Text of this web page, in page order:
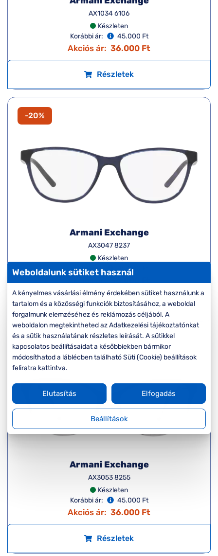
AX1034 6106
Készleten
Korábbi ár:
45.000 Ft
Akciós ár: 36.000 Ft
Részletek
-20%
Armani Exchange
AX3047 8237
Készleten
Korábbi ár:
45.000 Ft
Részletek
-20%
Armani Exchange
AX3053 8255
Készleten
Korábbi ár:
45.000 Ft
Akciós ár: 36.000 Ft
Részletek
Weboldalunk sütiket használ
A kényelmes vásárlási élmény érdekében sütiket használunk a
tartalom és a közösségi funkciók biztosításához, a weboldal
forgalmunk elemzéséhez és reklámozás céljából. A
weboldalon megtekintheted az Adatkezelési tájékoztatónkat
és a sütik használatának részletes leírását. A sütikkel
kapcsolatos beállításaidat a későbbiekben bármikor
módosíthatod a láblécben található Süti (Cookie) beállítások
feliratra kattintva.
Beállítások
Elutasítás Elfogadás